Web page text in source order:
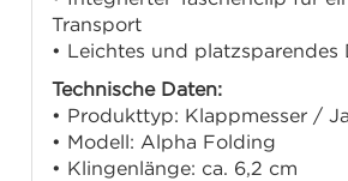
Transport
• Leichtes und platzsparendes
Technische Daten:
• Produkttyp: Klappmesser /
• Modell: Alpha Folding
• Klingenlänge: ca. 6,2 cm